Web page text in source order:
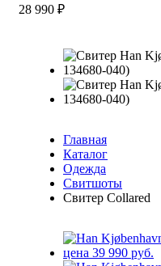
28 990 ₽
Главная
Каталог
Одежда
Свитшоты
Свитер Collared